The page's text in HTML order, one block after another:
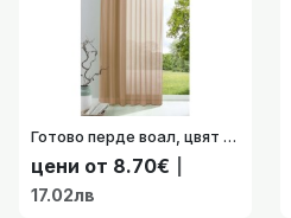
Готово перде воал, цвят Пясъчен с перделик и уши, 175х140*225х140*245x140 см. код- 61175 46291524
цени от 8.70€
17.02лв